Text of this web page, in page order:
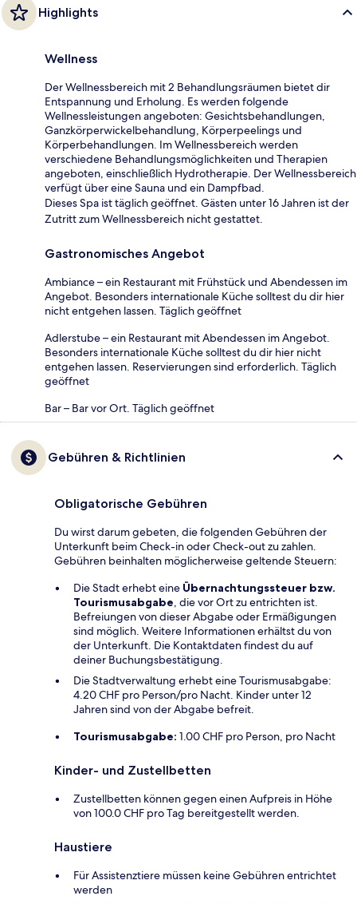
Highlights
Wellness
Der Wellnessbereich mit 2 Behandlungsräumen bietet dir
Entspannung und Erholung. Es werden folgende
Wellnessleistungen angeboten: Gesichtsbehandlungen,
Ganzkörperwickelbehandlung, Körperpeelings und
Körperbehandlungen. Im Wellnessbereich werden
verschiedene Behandlungsmöglichkeiten und Therapien
angeboten, einschließlich Hydrotherapie. Der Wellnessbereich
verfügt über eine Sauna und ein Dampfbad.
Dieses Spa ist täglich geöffnet. Gästen unter 16 Jahren ist der
Zutritt zum Wellnessbereich nicht gestattet.
Gastronomisches Angebot
Ambiance – ein Restaurant mit Frühstück und Abendessen im
Angebot. Besonders internationale Küche solltest du dir hier
nicht entgehen lassen. Täglich geöffnet
Adlerstube – ein Restaurant mit Abendessen im Angebot.
Besonders internationale Küche solltest du dir hier nicht
entgehen lassen. Reservierungen sind erforderlich. Täglich
geöffnet
Bar – Bar vor Ort. Täglich geöffnet
Gebühren & Richtlinien
Obligatorische Gebühren
Du wirst darum gebeten, die folgenden Gebühren der
Unterkunft beim Check-in oder Check-out zu zahlen.
Gebühren beinhalten möglicherweise geltende Steuern:
Die Stadt erhebt eine Übernachtungssteuer bzw.
Tourismusabgabe, die vor Ort zu entrichten ist.
Befreiungen von dieser Abgabe oder Ermäßigungen
sind möglich. Weitere Informationen erhältst du von
der Unterkunft. Die Kontaktdaten findest du auf
deiner Buchungsbestätigung.
Die Stadtverwaltung erhebt eine Tourismusabgabe:
4.20 CHF pro Person/pro Nacht. Kinder unter 12
Jahren sind von der Abgabe befreit.
Tourismusabgabe: 1.00 CHF pro Person, pro Nacht
Kinder- und Zustellbetten
Zustellbetten können gegen einen Aufpreis in Höhe
von 100.0 CHF pro Tag bereitgestellt werden.
Haustiere
Für Assistenztiere müssen keine Gebühren entrichtet
werden